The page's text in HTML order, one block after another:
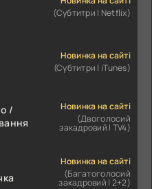
(Субтитри | Netflix)
Новинка на сайті
(Субтитри | iTunes)
/
Новинка на сайті
(Двоголосий
закадровий | TV4)
Новинка на сайті
(Багатоголосий
закадровий | 2+2)